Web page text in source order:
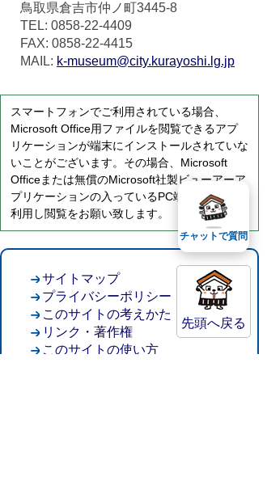
鳥取県倉吉市仲ノ町3445-8
TEL: 0858-22-4409
FAX: 0858-22-4415
MAIL: k-museum@city.kurayoshi.lg.jp
スマートフォンでご利用されている場合、
Microsoft Office用ファイルを閲覧できるアプ
リケーションが端末にインストールされていな
いことがございます。その場合、Microsoft
Officeまたは無償のMicrosoft社製ビューアーア
プリケーションの入っているPC端末などをご
利用し閲覧をお願い致します。
先頭へ戻る
サイトマップ
プライバシーポリシー
このサイトの考えかた
リンク・著作権
このサイトの使い方
チャットで質問